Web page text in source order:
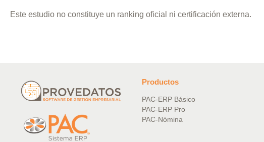
Este estudio no constituye un ranking oficial ni certificación externa.
Productos
PAC-ERP Básico
PAC-ERP Pro
PAC-Nómina